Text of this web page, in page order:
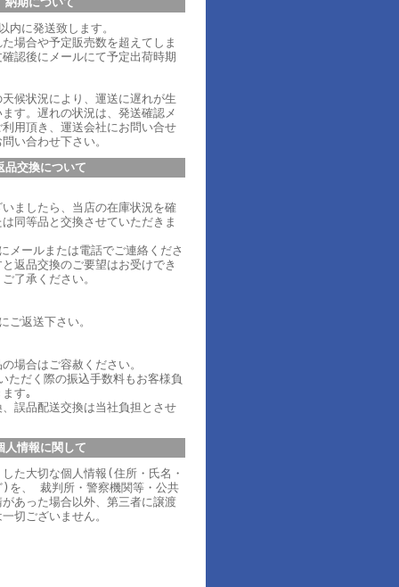
内に発送致します。
場合や予定販売数を超えてしま
認後にメールにて予定出荷時期
候状況により、運送に遅れが生
す。遅れの状況は、発送確認メ
用頂き、運送会社にお問い合せ
い合わせ下さい。
品交換について
ましたら、当店の在庫状況を確
同等品と交換させていただきま
メールまたは電話でご連絡くださ
返品交換のご要望はお受けでき
了承ください。
ご返送下さい。
場合はご容赦ください。
ただく際の振込手数料もお客様負
す｡
誤品配送交換は当社負担とさせ
人情報に関して
た大切な個人情報(住所・氏名・
)を、 裁判所・警察機関等・公共
あった場合以外、第三者に譲渡
切ございません。